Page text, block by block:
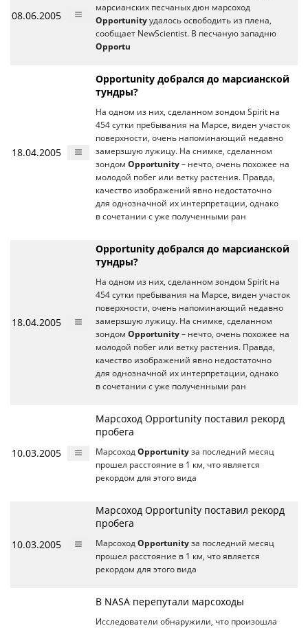
08.06.2005
марсианских песчаных дюн марсоход
Opportunity удалось освободить из плена,
сообщает NewScientist. В песчаную западню
Opportu
18.04.2005
Opportunity добрался до марсианской
тундры?
На одном из них, сделанном зондом Spirit на
454 сутки пребывания на Марсе, виден участок
поверхности, очень напоминающий недавно
замерзшую лужицу. На снимке, сделанном
зондом Opportunity – нечто, очень похожее на
молодой побег или ветку растения. Правда,
качество изображений явно недостаточно
для однозначной их интерпретации, однако
в сочетании с уже полученными ран
18.04.2005
Opportunity добрался до марсианской
тундры?
На одном из них, сделанном зондом Spirit на
454 сутки пребывания на Марсе, виден участок
поверхности, очень напоминающий недавно
замерзшую лужицу. На снимке, сделанном
зондом Opportunity – нечто, очень похожее на
молодой побег или ветку растения. Правда,
качество изображений явно недостаточно
для однозначной их интерпретации, однако
в сочетании с уже полученными ран
10.03.2005
Марсоход Opportunity поставил рекорд
пробега
Марсоход Opportunity за последний месяц
прошел расстояние в 1 км, что является
рекордом для этого вида
10.03.2005
Марсоход Opportunity поставил рекорд
пробега
Марсоход Opportunity за последний месяц
прошел расстояние в 1 км, что является
рекордом для этого вида
В NASA перепутали марсоходы
Исследователи обнаружили, что произошла